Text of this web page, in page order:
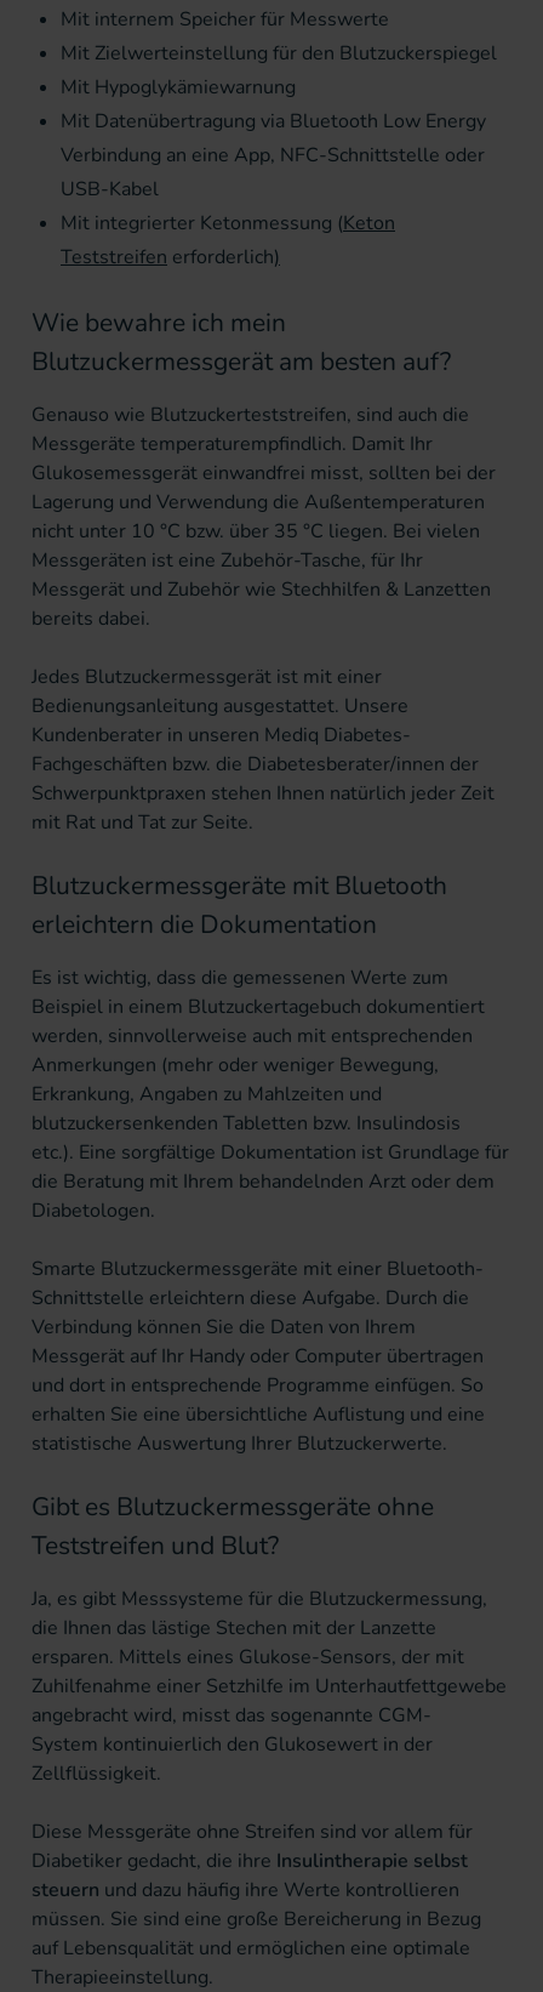
Mit internem Speicher für Messwerte
Mit Zielwerteinstellung für den Blutzuckerspiegel
Mit Hypoglykämiewarnung
Mit Datenübertragung via Bluetooth Low Energy
Verbindung an eine App, NFC-Schnittstelle oder
USB-Kabel
Mit integrierter Ketonmessung (Keton
Teststreifen erforderlich)
Wie bewahre ich mein
Blutzuckermessgerät am besten auf?
Genauso wie Blutzuckerteststreifen, sind auch die
Messgeräte temperaturempfindlich. Damit Ihr
Glukosemessgerät einwandfrei misst, sollten bei der
Lagerung und Verwendung die Außentemperaturen
nicht unter 10 °C bzw. über 35 °C liegen. Bei vielen
Messgeräten ist eine Zubehör-Tasche, für Ihr
Messgerät und Zubehör wie Stechhilfen & Lanzetten
bereits dabei.
Jedes Blutzuckermessgerät ist mit einer
Bedienungsanleitung ausgestattet. Unsere
Kundenberater in unseren Mediq Diabetes-
Fachgeschäften bzw. die Diabetesberater/innen der
Schwerpunktpraxen stehen Ihnen natürlich jeder Zeit
mit Rat und Tat zur Seite.
Blutzuckermessgeräte mit Bluetooth
erleichtern die Dokumentation
Es ist wichtig, dass die gemessenen Werte zum
Beispiel in einem Blutzuckertagebuch dokumentiert
werden, sinnvollerweise auch mit entsprechenden
Anmerkungen (mehr oder weniger Bewegung,
Erkrankung, Angaben zu Mahlzeiten und
blutzuckersenkenden Tabletten bzw. Insulindosis
etc.). Eine sorgfältige Dokumentation ist Grundlage für
die Beratung mit Ihrem behandelnden Arzt oder dem
Diabetologen.
Smarte Blutzuckermessgeräte mit einer Bluetooth-
Schnittstelle erleichtern diese Aufgabe. Durch die
Verbindung können Sie die Daten von Ihrem
Messgerät auf Ihr Handy oder Computer übertragen
und dort in entsprechende Programme einfügen. So
erhalten Sie eine übersichtliche Auflistung und eine
statistische Auswertung Ihrer Blutzuckerwerte.
Gibt es Blutzuckermessgeräte ohne
Teststreifen und Blut?
Ja, es gibt Messsysteme für die Blutzuckermessung,
die Ihnen das lästige Stechen mit der Lanzette
ersparen. Mittels eines Glukose-Sensors, der mit
Zuhilfenahme einer Setzhilfe im Unterhautfettgewebe
angebracht wird, misst das sogenannte CGM-
System kontinuierlich den Glukosewert in der
Zellflüssigkeit.
Diese Messgeräte ohne Streifen sind vor allem für
Diabetiker gedacht, die ihre Insulintherapie selbst
steuern und dazu häufig ihre Werte kontrollieren
müssen. Sie sind eine große Bereicherung in Bezug
auf Lebensqualität und ermöglichen eine optimale
Therapieeinstellung.